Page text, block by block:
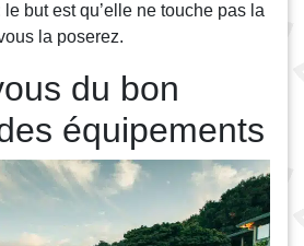
le but est qu’elle ne touche pas la
la poserez.
du bon
équipements